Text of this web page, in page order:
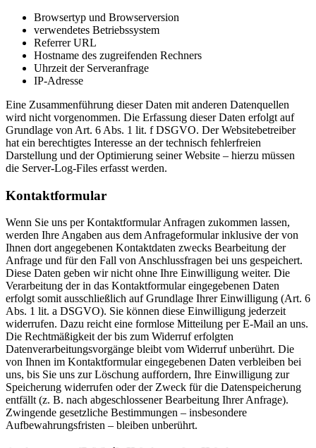
Browsertyp und Browserversion
verwendetes Betriebssystem
Referrer URL
Hostname des zugreifenden Rechners
Uhrzeit der Serveranfrage
IP-Adresse
Eine Zusammenführung dieser Daten mit anderen Datenquellen
wird nicht vorgenommen. Die Erfassung dieser Daten erfolgt auf
Grundlage von Art. 6 Abs. 1 lit. f DSGVO. Der Websitebetreiber
hat ein berechtigtes Interesse an der technisch fehlerfreien
Darstellung und der Optimierung seiner Website – hierzu müssen
die Server-Log-Files erfasst werden.
Kontaktformular
Wenn Sie uns per Kontaktformular Anfragen zukommen lassen,
werden Ihre Angaben aus dem Anfrageformular inklusive der von
Ihnen dort angegebenen Kontaktdaten zwecks Bearbeitung der
Anfrage und für den Fall von Anschlussfragen bei uns gespeichert.
Diese Daten geben wir nicht ohne Ihre Einwilligung weiter. Die
Verarbeitung der in das Kontaktformular eingegebenen Daten
erfolgt somit ausschließlich auf Grundlage Ihrer Einwilligung (Art. 6
Abs. 1 lit. a DSGVO). Sie können diese Einwilligung jederzeit
widerrufen. Dazu reicht eine formlose Mitteilung per E-Mail an uns.
Die Rechtmäßigkeit der bis zum Widerruf erfolgten
Datenverarbeitungsvorgänge bleibt vom Widerruf unberührt. Die
von Ihnen im Kontaktformular eingegebenen Daten verbleiben bei
uns, bis Sie uns zur Löschung auffordern, Ihre Einwilligung zur
Speicherung widerrufen oder der Zweck für die Datenspeicherung
entfällt (z. B. nach abgeschlossener Bearbeitung Ihrer Anfrage).
Zwingende gesetzliche Bestimmungen – insbesondere
Aufbewahrungsfristen – bleiben unberührt.